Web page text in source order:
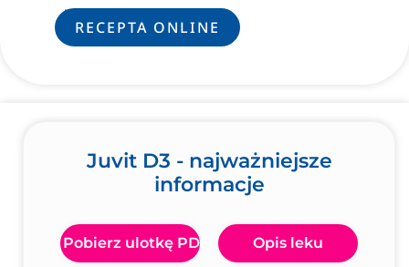
leczenie.
RECEPTA ONLINE
Juvit D3 - najważniejsze
informacje
Pobierz ulotkę PDF Opis leku